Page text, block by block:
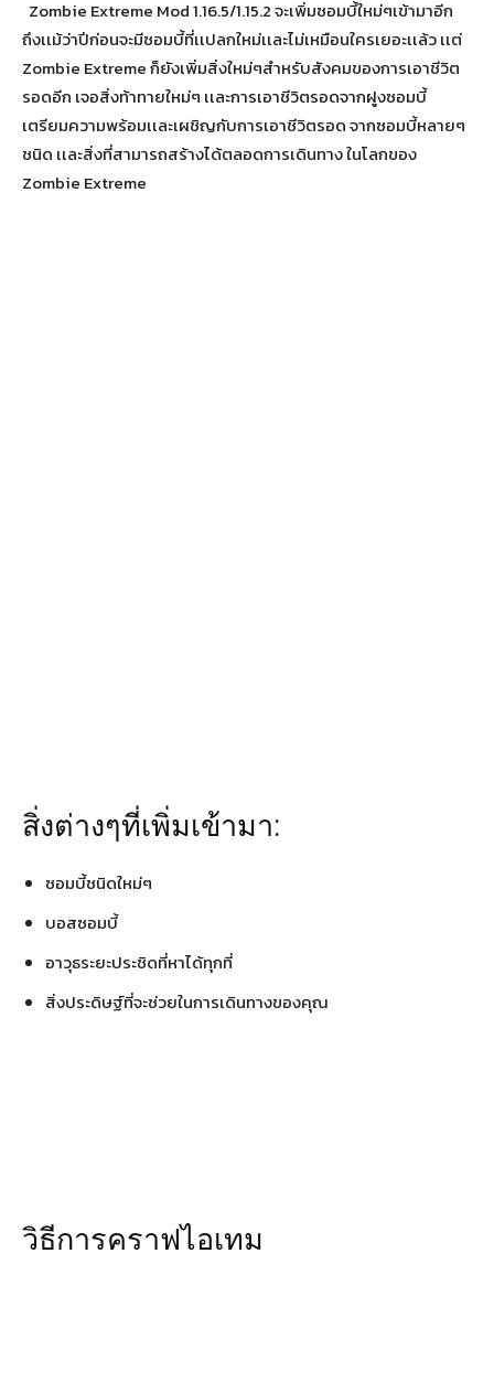
Zombie Extreme Mod 1.16.5/1.15.2 จะเพิ่มซอมบี้ใหม่ๆเข้ามาอีก
ถึงเเม้ว่าปีก่อนจะมีซอมบี้ที่เเปลกใหม่เเละไม่เหมือนใครเยอะเเล้ว เเต่
Zombie Extreme ก็ยังเพิ่มสิ่งใหม่ๆสำหรับสังคมของการเอาชีวิต
รอดอีก เจอสิ่งท้าทายใหม่ๆ เเละการเอาชีวิตรอดจากฝูงซอมบี้
เตรียมความพร้อมเเละเผชิญกับการเอาชีวิตรอด จากซอมบี้หลายๆ
ชนิด เเละสิ่งที่สามารถสร้างได้ตลอดการเดินทาง ในโลกของ
Zombie Extreme
สิ่งต่างๆที่เพิ่มเข้ามา:
ซอมบี้ชนิดใหม่ๆ
บอสซอมบี้
อาวุธระยะประชิดที่หาได้ทุกที่
สิ่งประดิษฐ์ที่จะช่วยในการเดินทางของคุณ
วิธีการคราฟไอเทม